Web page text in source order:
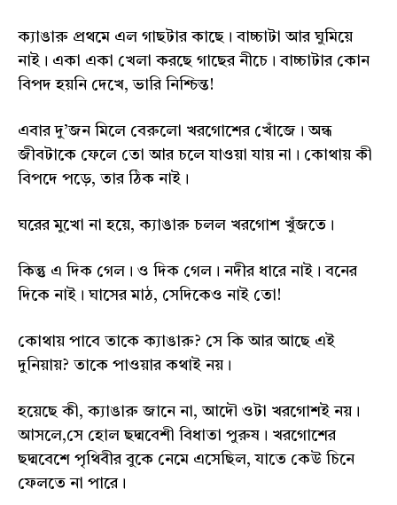
ক্যাঙারু প্রথমে এল গাছটার কাছে। বাচ্চাটা আর ঘুমিয়ে
নাই। একা একা খেলা করছে গাছের নীচে। বাচ্চাটার কোন
বিপদ হয়নি দেখে, ভারি নিশ্চিন্ত!
এবার দু’জন মিলে বেরুলো খরগোশের খোঁজে। অন্ধ
জীবটাকে ফেলে তো আর চলে যাওয়া যায় না। কোথায় কী
বিপদে পড়ে, তার ঠিক নাই।
ঘরের মুখো না হয়ে, ক্যাঙারু চলল খরগোশ খুঁজতে।
কিন্তু এ দিক গেল। ও দিক গেল। নদীর ধারে নাই। বনের
দিকে নাই। ঘাসের মাঠ, সেদিকেও নাই তো!
কোথায় পাবে তাকে ক্যাঙারু? সে কি আর আছে এই
দুনিয়ায়? তাকে পাওয়ার কথাই নয়।
হয়েছে কী, ক্যাঙারু জানে না, আদৌ ওটা খরগোশই নয়।
আসলে,সে হোল ছদ্মবেশী বিধাতা পুরুষ। খরগোশের
ছদ্মবেশে পৃথিবীর বুকে নেমে এসেছিল, যাতে কেউ চিনে
ফেলতে না পারে।